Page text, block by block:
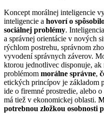
Koncept morálnej inteligencie
inteligencie a hovorí o
sociálnej problémy.
a správnej orientácie v nových
rýchlom postrehu, správnom
vyvodení správnych záverov.
ktorou jednotlivec disponuje, ak
problémom morálne správne,
etických princípov je základom
ide o firemné prostredie, alebo
má tiež v ekonomickej oblasti.
potrebnou zložkou osobnosti